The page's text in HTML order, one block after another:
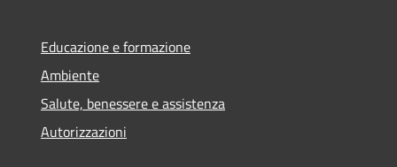
Educazione e formazione
Ambiente
Salute, benessere e assistenza
Autorizzazioni